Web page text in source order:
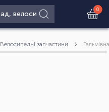
0
Велосипедні запчастини